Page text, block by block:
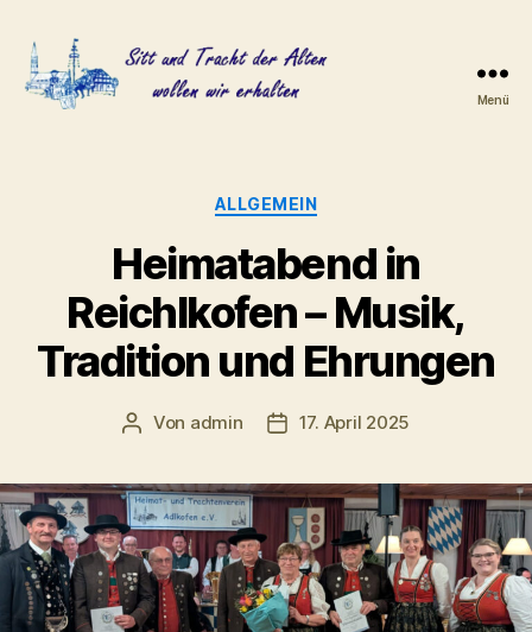
Menü
Kategorien
ALLGEMEIN
Heimatabend in
Reichlkofen – Musik,
Tradition und Ehrungen
Beitragsautor
Von admin Veröffentlichungsdatum
17. April 2025